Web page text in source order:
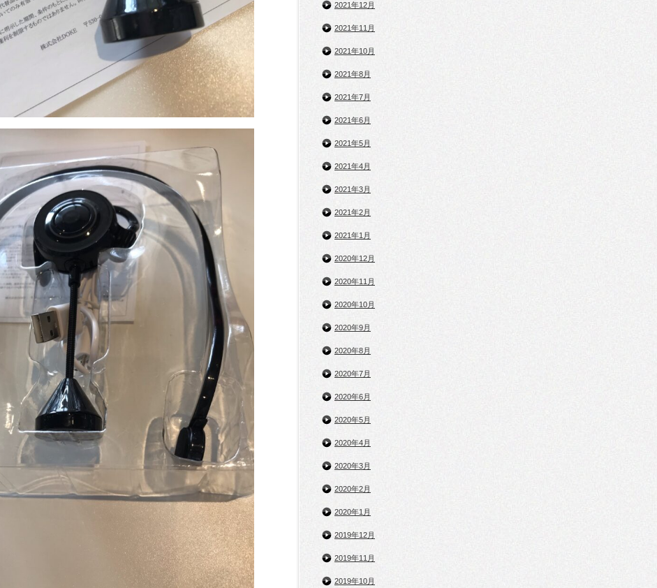
2021年12月
2021年11月
2021年10月
2021年8月
2021年7月
2021年6月
2021年5月
2021年4月
2021年3月
2021年2月
2021年1月
2020年12月
2020年11月
2020年10月
2020年9月
2020年8月
2020年7月
2020年6月
2020年5月
2020年4月
2020年3月
2020年2月
2020年1月
2019年12月
2019年11月
2019年10月